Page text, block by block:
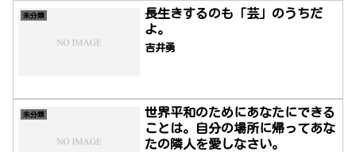
未分類
長生きするのも「芸」のうちだ
よ。
吉井勇
未分類
世界平和のためにあなたにできる
ことは。自分の場所に帰ってあな
たの隣人を愛しなさい。